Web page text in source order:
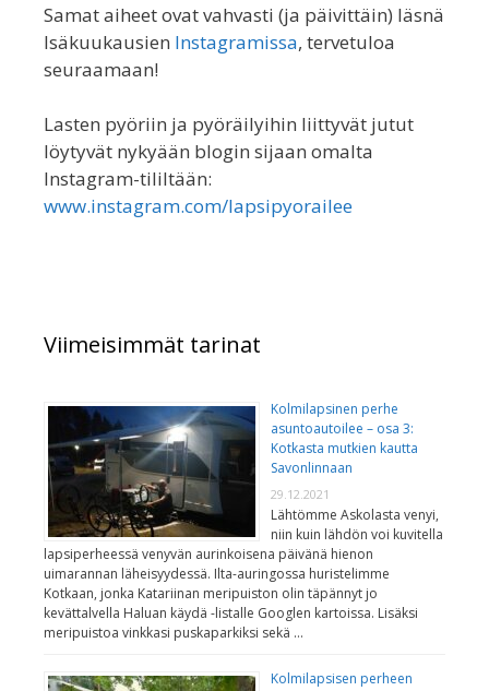
Samat aiheet ovat vahvasti (ja päivittäin) läsnä
Isäkuukausien Instagramissa, tervetuloa
seuraamaan!
Lasten pyöriin ja pyöräilyihin liittyvät jutut
löytyvät nykyään blogin sijaan omalta
Instagram-tililtään:
www.instagram.com/lapsipyorailee
Viimeisimmät tarinat
Kolmilapsinen perhe
asuntoautoilee – osa 3:
Kotkasta mutkien kautta
Savonlinnaan
29.12.2021
Lähtömme Askolasta venyi,
niin kuin lähdön voi kuvitella
lapsiperheessä venyvän aurinkoisena päivänä hienon
uimarannan läheisyydessä. Ilta-auringossa huristelimme
Kotkaan, jonka Katariinan meripuiston olin täpännyt jo
kevättalvella Haluan käydä -listalle Googlen kartoissa. Lisäksi
meripuistoa vinkkasi puskaparkiksi sekä …
Kolmilapsisen perheen